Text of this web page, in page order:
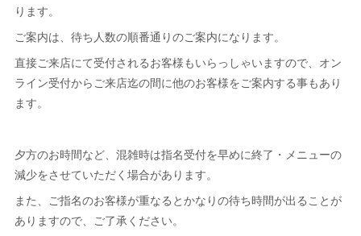
ります。
ご案内は、待ち人数の順番通りのご案内になります。
直接ご来店にて受付されるお客様もいらっしゃいますので、オン
ライン受付からご来店迄の間に他のお客様をご案内する事もあり
ます。
夕方のお時間など、混雑時は指名受付を早めに終了・メニューの
減少をさせていただく場合があります。
また、ご指名のお客様が重なるとかなりの待ち時間が出ることが
ありますので、ご了承ください。